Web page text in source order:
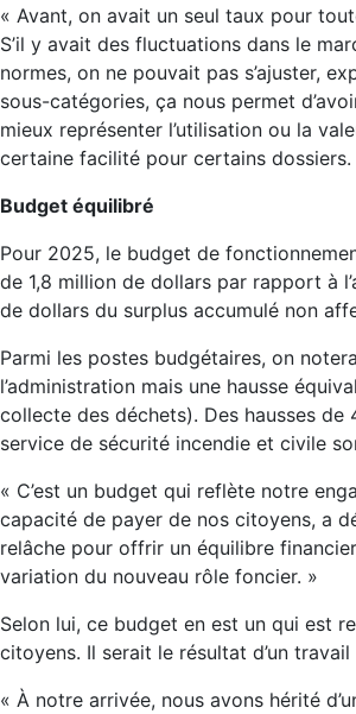
« Avant, on avait un seul taux pour
S’il y avait des fluctuations dans le
normes, on ne pouvait pas s’ajuster,
sous-catégories, ça nous permet
mieux représenter l’utilisation ou la
certaine facilité pour certains dossiers.
Budget équilibré
Pour 2025, le budget de
de 1,8 million de dollars par rapport à
de dollars du surplus accumulé non
Parmi les postes budgétaires, on
l’administration mais une hausse
collecte des déchets). Des hausses
service de sécurité incendie et civile
« C’est un budget qui reflète notre
capacité de payer de nos citoyens, a
relâche pour offrir un équilibre
variation du nouveau rôle foncier. »
Selon lui, ce budget en est un qui est
citoyens. Il serait le résultat d’un
« À notre arrivée, nous avons hérité